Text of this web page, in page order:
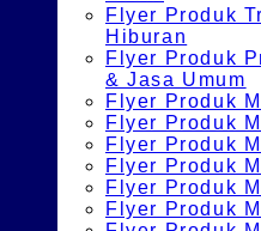
Flyer Produk
Hiburan
Flyer Produk
& Jasa Umum
Flyer Produk
Flyer Produk
Flyer Produk
Flyer Produk
Flyer Produk
Flyer Produk